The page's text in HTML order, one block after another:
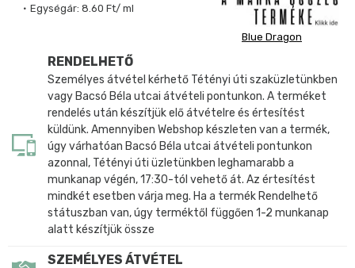
Egységár: 8.60 Ft/ ml
Blue Dragon
RENDELHETŐ
Személyes átvétel kérhető Tétényi úti szaküzletünkben
vagy Bacsó Béla utcai átvételi pontunkon. A terméket
rendelés után készítjük elő átvételre és értesítést
küldünk. Amennyiben Webshop készleten van a termék,
úgy várhatóan Bacsó Béla utcai átvételi pontunkon
azonnal, Tétényi úti üzletünkben leghamarabb a
munkanap végén, 17:30-tól vehető át. Az értesítést
mindkét esetben várja meg. Ha a termék Rendelhető
státuszban van, úgy terméktől függően 1-2 munkanap
alatt készítjük össze
SZEMÉLYES ÁTVÉTEL